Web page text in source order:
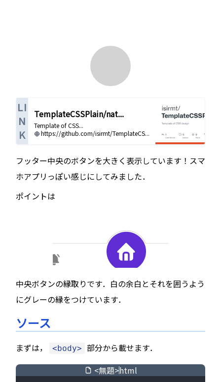
LI
N
K
TemplateCSSPlain/nat...
Template of CSS...
https://github.com/isirmt/TemplateCS...
フッター中央のボタンを大きく表示しています！スマ
ホアプリっぽい感じにしてみました．
ポイントは
中央ボタンの縁取りです．白の余白とそれを囲うよう
にグレーの縁をつけています．
ソース
まずは， <body> 部分から載せます．
<無題>html